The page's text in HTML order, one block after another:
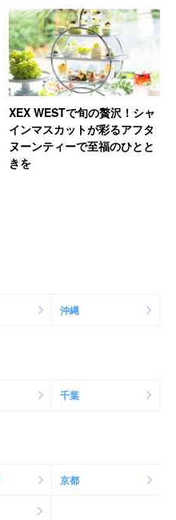
XEX WESTで旬の贅沢！シャ
インマスカットが彩るアフタ
ヌーンティーで至福のひとと
きを
沖縄
千葉
京都